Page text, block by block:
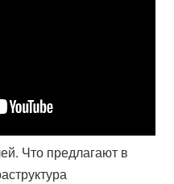
Что предлагают в